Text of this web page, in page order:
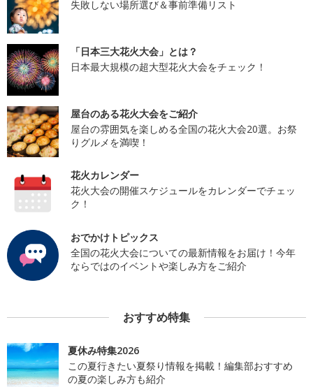
失敗しない場所選び＆事前準備リスト
「日本三大花火大会」とは？
日本最大規模の超大型花火大会をチェック！
屋台のある花火大会をご紹介
屋台の雰囲気を楽しめる全国の花火大会20選。お祭
りグルメを満喫！
花火カレンダー
花火大会の開催スケジュールをカレンダーでチェッ
ク！
おでかけトピックス
全国の花火大会についての最新情報をお届け！今年
ならではのイベントや楽しみ方をご紹介
おすすめ特集
夏休み特集2026
この夏行きたい夏祭り情報を掲載！編集部おすすめ
の夏の楽しみ方も紹介